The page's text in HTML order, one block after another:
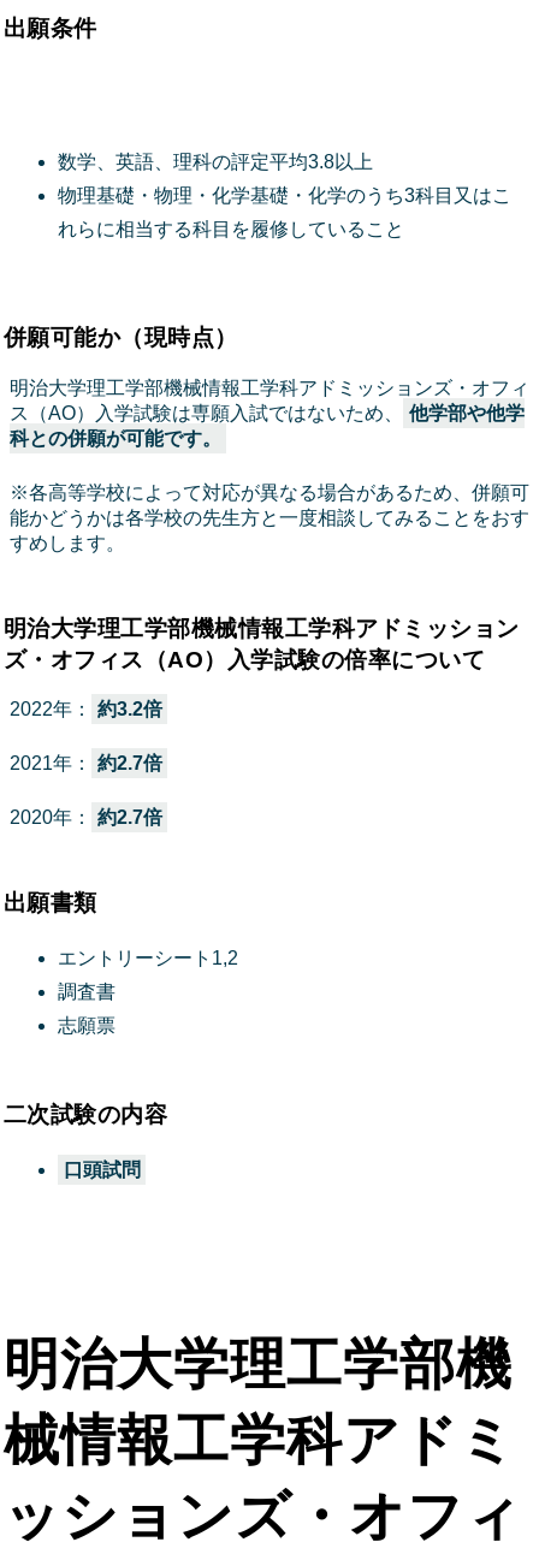
出願条件
数学、英語、理科の評定平均3.8以上
物理基礎・物理・化学基礎・化学のうち3科目又はこ
れらに相当する科目を履修していること
併願可能か（現時点）
明治大学理工学部機械情報工学科アドミッションズ・オフィ
ス（AO）入学試験は専願入試ではないため、
他学部や他学
科との併願が可能です。
※各高等学校によって対応が異なる場合があるため、併願可
能かどうかは各学校の先生方と一度相談してみることをおす
すめします。
明治大学理工学部機械情報工学科アドミッション
ズ・オフィス（AO）入学試験の倍率について
2022年： 約3.2倍
2021年： 約2.7倍
2020年： 約2.7倍
出願書類
エントリーシート1,2
調査書
志願票
二次試験の内容
口頭試問
明治大学理工学部機
械情報工学科アドミ
ッションズ・オフィ